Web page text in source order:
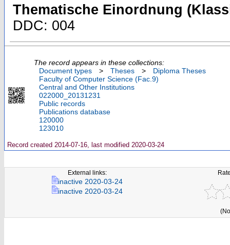
Thematische Einordnung
DDC: 004
The record appears in these collections:
Document types
> Theses >
Diploma Theses
Faculty of Computer Science (Fac.9)
Central and Other Institutions
022000_20131231
Public records
Publications database
120000
123010
Record created 2014-07-16, last modified 2020-03-24
External links:
inactive 2020-03-24
inactive 2020-03-24